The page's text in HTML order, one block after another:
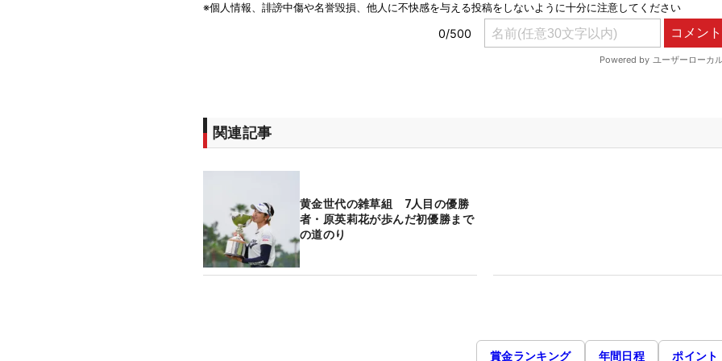
関連記事
黄金世代の雑草組 7人目の優勝
者・原英莉花が歩んだ初優勝まで
の道のり
賞金ランキング 年間日程 ポイント